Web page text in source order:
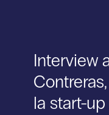
Interview
la start-